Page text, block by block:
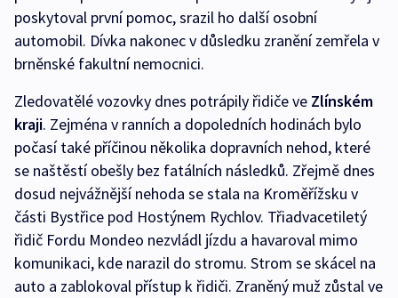
poskytoval první pomoc, srazil ho další osobní
automobil. Dívka nakonec v důsledku zranění zemřela v
brněnské fakultní nemocnici.
Zledovatělé vozovky dnes potrápily řidiče ve Zlínském
kraji. Zejména v ranních a dopoledních hodinách bylo
počasí také příčinou několika dopravních nehod, které
se naštěstí obešly bez fatálních následků. Zřejmě dnes
dosud nejvážnější nehoda se stala na Kroměřížsku v
části Bystřice pod Hostýnem Rychlov. Třiadvacetiletý
řidič Fordu Mondeo nezvládl jízdu a havaroval mimo
komunikaci, kde narazil do stromu. Strom se skácel na
auto a zablokoval přístup k řidiči. Zraněný muž zůstal ve